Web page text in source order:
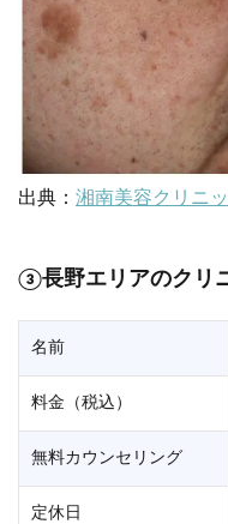
出典： 湘南美容クリニ
③長野エリアのクリ
名前
料金（税込）
無料カウンセリング
定休日